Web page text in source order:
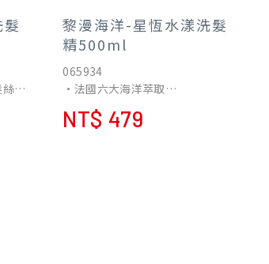
與
髮
黎漫海洋-星恆水漾洗髮
精500ml
065934
•法國六大海洋萃取
•創新研發頭皮保養
•無添加均通過各項檢驗
NT$ 479